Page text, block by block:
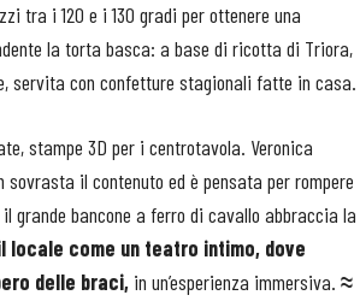
tra i 120 e i 130 gradi per ottenere una
la torta basca: a base di ricotta di Triora,
servita con confetture stagionali fatte in casa.
stampe 3D per i centrotavola. Veronica
il contenuto ed è pensata per rompere
grande bancone a ferro di cavallo abbraccia la
locale come un teatro intimo, dove
delle braci, in un’esperienza immersiva. ≈